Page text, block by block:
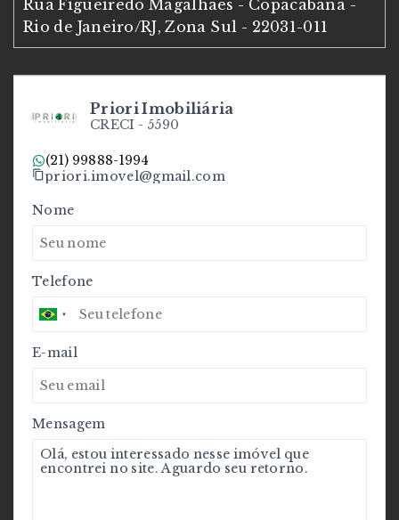
Priori Imobiliária
CRECI - 5590
(21) 99888-1994
priori.imovel@gmail.com
Nome
Telefone
E-mail
Mensagem
Rua Figueiredo Magalhães - Copacabana -
Rio de Janeiro/RJ, Zona Sul - 22031-011